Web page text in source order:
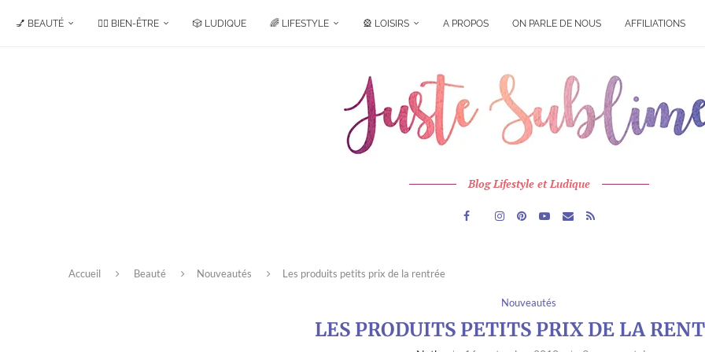
💅 BEAUTÉ 🧘‍♀️ BIEN-ÊTRE 🎲 LUDIQUE 🌈 LIFESTYLE 🎡 LOISIRS A PROPOS ON PARLE DE NOUS AFFILIATIONS
Blog Lifestyle et Ludique
Accueil Beauté Nouveautés Les produits petits prix de la rentrée
Nouveautés
LES PRODUITS PETITS PRIX DE LA